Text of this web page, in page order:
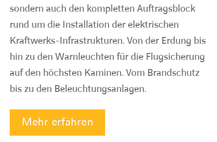
sondern auch den kompletten Auftragsblock
rund um die Installation der elektrischen
Kraftwerks-Infrastrukturen. Von der Erdung bis
hin zu den Warnleuchten für die Flugsicherung
auf den höchsten Kaminen. Vom Brandschutz
bis zu den Beleuchtungsanlagen.
Mehr erfahren